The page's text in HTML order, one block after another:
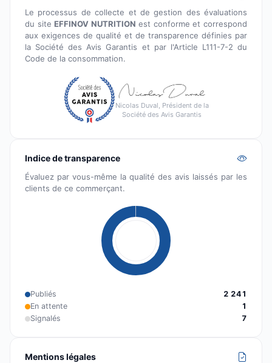
Le processus de collecte et de gestion des évaluations
du siteEFFINOV NUTRITION est conforme et correspond
aux exigences de qualité et de transparence définies par
la Société des Avis Garantis et par l'Article L111-7-2 du
Code de la consommation.
Nicolas Duval, Président de la
Société des Avis Garantis
Indice de transparence
Évaluez par vous-même la qualité des avis laissés par les
clients de ce commerçant.
Publiés
2 241
En attente
1
Signalés
7
Mentions légales